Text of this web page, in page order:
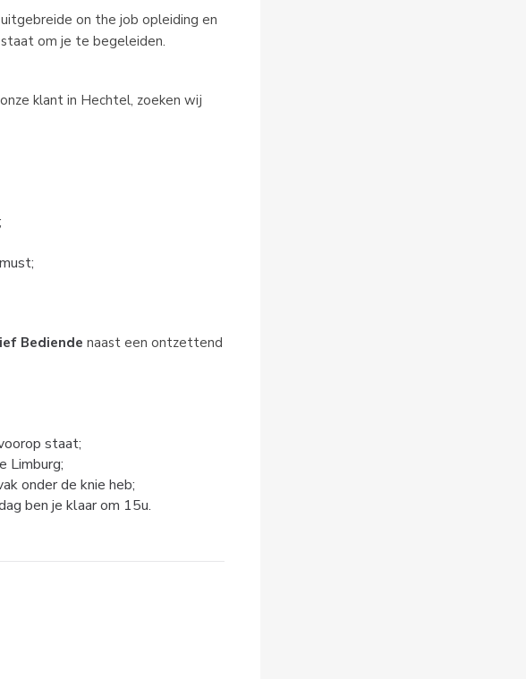
on the job opleiding en
om je te begeleiden.
klant in Hechtel, zoeken wij
Bediende naast een ontzettend
staat;
Limburg;
onder de knie heb;
ben je klaar om 15u.